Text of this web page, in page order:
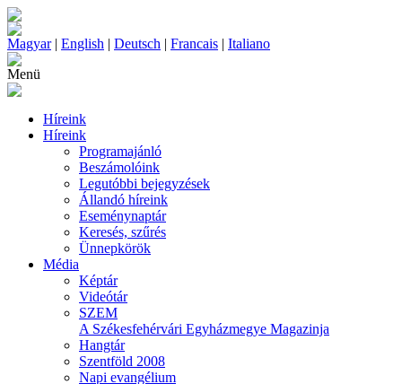
Magyar| English | Deutsch | Francais | Italiano
Menü
Híreink
Híreink
Programajánló
Beszámolóink
Legutóbbi bejegyzések
Állandó híreink
Eseménynaptár
Keresés, szűrés
Ünnepkörök
Média
Képtár
Videótár
SZEM
A Székesfehérvári Egyházmegye Magazinja
Hangtár
Szentföld 2008
Napi evangélium